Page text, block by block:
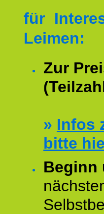
für
Leimen:
Zur
» Infos
bitte
Beginn